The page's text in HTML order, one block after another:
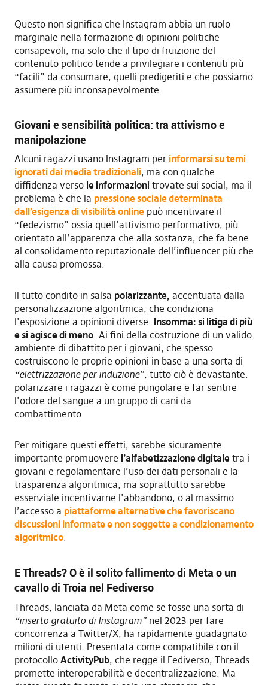
Questo non significa che Instagram abbia un ruolo
marginale nella formazione di opinioni politiche
consapevoli, ma solo che il tipo di fruizione del
contenuto politico tende a privilegiare i contenuti più
“facili” da consumare, quelli predigeriti e che possiamo
assumere più inconsapevolmente.
Giovani e sensibilità politica: tra attivismo e
manipolazione
Alcuni ragazzi usano Instagram per informarsi su temi
ignorati dai media tradizionali, ma con qualche
diffidenza verso le informazioni trovate sui social, ma il
problema è che la pressione socialedeterminata
dall’esigenza di visibilità onlinepuò incentivare il
“fedezismo” ossia quell’attivismo performativo, più
orientato all’apparenza che alla sostanza, che fa bene
al consolidamento reputazionale dell’influencer più che
alla causa promossa.
Il tutto condito in salsa polarizzante, accentuata dalla
personalizzazione algoritmica, che condiziona
l’esposizione a opinioni diverse. Insomma: si litiga di più
e si agisce di meno. Ai fini della costruzione di un valido
ambiente di dibattito per i giovani, che spesso
costruiscono le proprie opinioni in base a una sorta di
“elettrizzazione per induzione”, tutto ciò è devastante:
polarizzare i ragazzi è come pungolare e far sentire
l’odore del sangue a un gruppo di cani da
combattimento
Per mitigare questi effetti, sarebbe sicuramente
importante promuovere l’alfabetizzazione digitaletra i
giovani e regolamentare l’uso dei dati personali e la
trasparenza algoritmica, ma soprattutto sarebbe
essenziale incentivarne l’abbandono, o al massimo
l’accesso a piattaforme alternative che favoriscano
discussioni informatee non soggette a condizionamento
algoritmico.
E Threads? O è il solito fallimento di Meta o un
cavallo di Troia nel Fediverso
Threads, lanciata da Meta come se fosse una sorta di
“inserto gratuito di Instagram”nel 2023 per fare
concorrenza a Twitter/X, ha rapidamente guadagnato
milioni di utenti. Presentata come compatibile con il
protocollo ActivityPub, che regge il Fediverso, Threads
promette interoperabilità e decentralizzazione. Ma